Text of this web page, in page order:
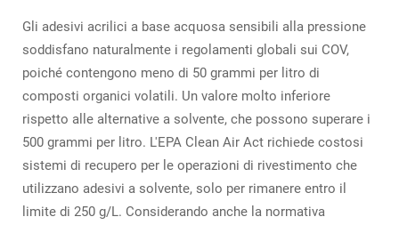
Gli adesivi acrilici a base acquosa sensibili alla pressione
soddisfano naturalmente i regolamenti globali sui COV,
poiché contengono meno di 50 grammi per litro di
composti organici volatili. Un valore molto inferiore
rispetto alle alternative a solvente, che possono superare i
500 grammi per litro. L'EPA Clean Air Act richiede costosi
sistemi di recupero per le operazioni di rivestimento che
utilizzano adesivi a solvente, solo per rimanere entro il
limite di 250 g/L. Considerando anche la normativa